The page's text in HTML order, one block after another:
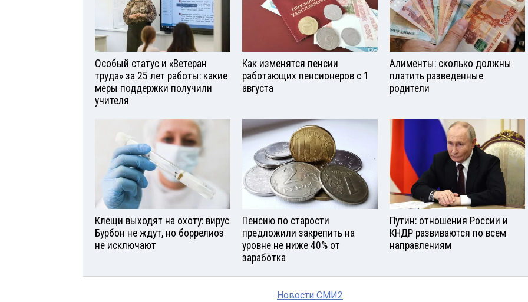
Особый статус и «Ветеран
труда» за 25 лет работы: какие
меры поддержки получили
учителя
Как изменятся пенсии
работающих пенсионеров с 1
августа
Алименты: сколько должны
платить разведенные
родители
Клещи выходят на охоту: вирус
Бурбон не ждут, но боррелиоз
не исключают
Пенсию по старости
предложили закрепить на
уровне не ниже 40% от
заработка
Путин: отношения России и
КНДР развиваются по всем
направлениям
Новости СМИ2